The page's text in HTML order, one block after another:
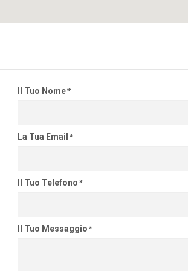
Il Tuo Nome*
La Tua Email *
Il Tuo Telefono*
Il Tuo Messaggio*